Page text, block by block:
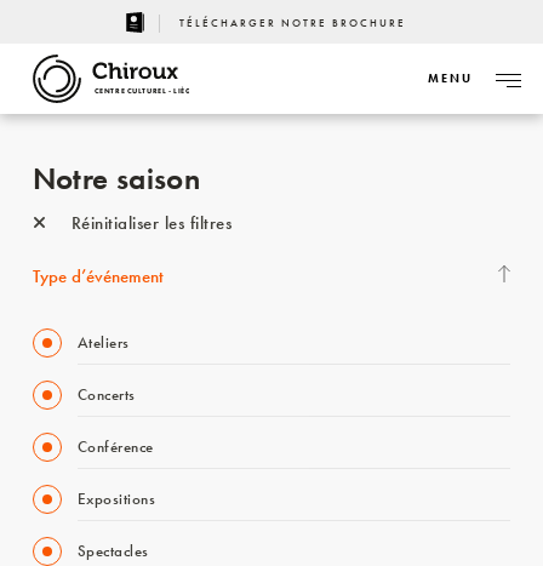
TÉLÉCHARGER NOTRE BROCHURE
CENTRE CULTUREL - LIÈGE
MENU
Notre saison
Réinitialiser les filtres
Type d’événement
Ateliers
Concerts
Conférence
Expositions
Spectacles